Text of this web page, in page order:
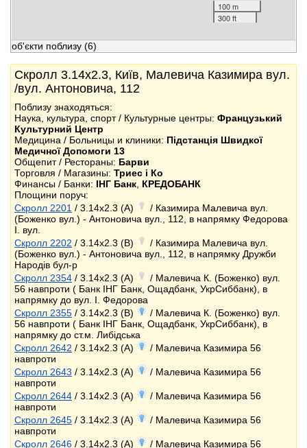
100 m
300 ft
об'єкти поблизу (6)
Скролл 3.14x2.3, Київ, Малевича Казимира вул.
/вул. Антоновича, 112
Поблизу знаходяться:
Наука, культура, спорт / Культурные центры: Французький
Культурний Центр
Медицина / Больницы и клиники: Підстанція Швидкої
Медичної Допомоги 13
Общепит / Рестораны: Барви
Торговля / Магазины: Триес і Ко
Финансы / Банки: ІНГ Банк КРЕДОБАНК
Площини поруч:
Скролл 2201 / 3.14x2.3 (A)
/ Казимира Малевича вул.
(Боженко вул.) - Антоновича вул., 112, в напрямку Федорова
І. вул.
Скролл 2202 / 3.14x2.3 (B)
/ Казимира Малевича вул.
(Боженко вул.) - Антоновича вул., 112, в напрямку Дружби
Народів бул-р
Скролл 2354 / 3.14x2.3 (A)
/ Малевича К. (Боженко) вул.
56 навпроти ( Банк ІНГ Банк, Ощадбанк, УкрСиббанк), в
напрямку до вул. І. Федорова
Скролл 2355 / 3.14x2.3 (B)
/ Малевича К. (Боженко) вул.
56 навпроти ( Банк ІНГ Банк, Ощадбанк, УкрСиббанк), в
напрямку до ст.м. Либідська
Скролл 2642 / 3.14x2.3 (A)
/ Малевича Казимира 56
навпроти
Скролл 2643 / 3.14x2.3 (A)
/ Малевича Казимира 56
навпроти
Скролл 2644 / 3.14x2.3 (A)
/ Малевича Казимира 56
навпроти
Скролл 2645 / 3.14x2.3 (A)
/ Малевича Казимира 56
навпроти
Скролл 2646 / 3.14x2.3 (A) / Малевича Казимира 56